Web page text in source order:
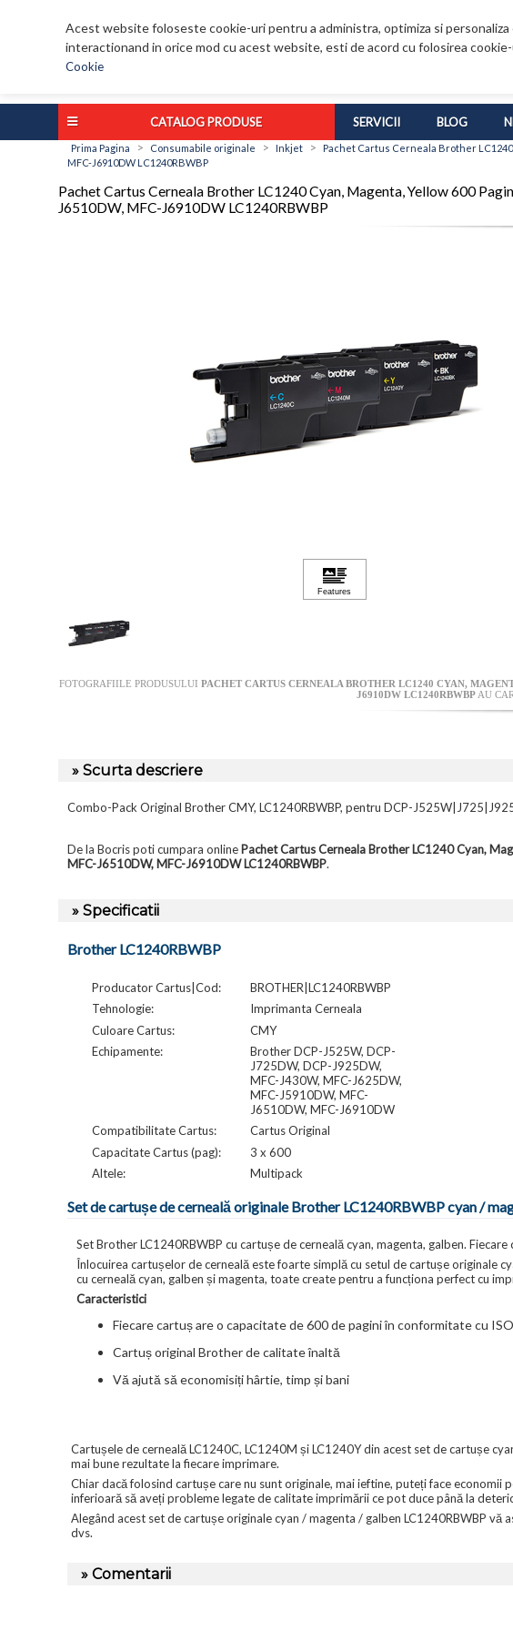
Acest website foloseste cookie-uri pentru a administra, optimiza si
interactionand in orice mod cu acest website, esti de acord cu folosirea
Cookie
CATALOG PRODUSE SERVICII BLOG
Prima Pagina > Consumabile originale > Inkjet >
Pachet Cartus Cerneala Brother LC1240
MFC-J6910DW LC1240RBWBP
Pachet Cartus Cerneala Brother LC1240 Cyan, Magenta, Yellow 600
J6510DW, MFC-J6910DW LC1240RBWBP
FOTOGRAFIILE PRODUSULUI PACHET CARTUS CERNEALA BROTHER LC1240 CYAN,
J6910DW LC1240RBWBP AU
» Scurta descriere
Combo-Pack Original Brother CMY, LC1240RBWBP, pentru DCP-
De la Bocris poti cumpara online Pachet Cartus Cerneala Brother LC1240 Cyan,
MFC-J6510DW, MFC-J6910DW LC1240RBWBP.
» Specificatii
Brother LC1240RBWBP
Producator Cartus|Cod:
BROTHER|LC1240RBWBP
Tehnologie:
Imprimanta Cerneala
Culoare Cartus:
CMY
Echipamente:
Brother DCP-J525W, DCP-
J725DW, DCP-J925DW,
MFC-J430W, MFC-J625DW,
MFC-J5910DW, MFC-
J6510DW, MFC-J6910DW
Compatibilitate Cartus:
Cartus Original
Capacitate Cartus (pag):
3 x 600
Altele:
Multipack
Set de cartușe de cerneală originale Brother LC1240RBWBP cyan /
Set Brother LC1240RBWBP cu cartușe de cerneală cyan, magenta, galben.
Înlocuirea cartușelor de cerneală este foarte simplă cu setul de cartușe originale
cu cerneală cyan, galben și magenta, toate create pentru a funcționa perfect cu
Caracteristici
Fiecare cartuș are o capacitate de 600 de pagini în conformitate cu
Cartuș original Brother de calitate înaltă
Vă ajută să economisiți hârtie, timp și bani
Cartușele de cerneală LC1240C, LC1240M și LC1240Y din acest set de cartușe
mai bune rezultate la fiecare imprimare.
Chiar dacă folosind cartușe care nu sunt originale, mai ieftine, puteți face
inferioară să aveți probleme legate de calitate imprimării ce pot duce până la
Alegând acest set de cartușe originale cyan / magenta / galben LC1240RBWBP
dvs.
» Comentarii